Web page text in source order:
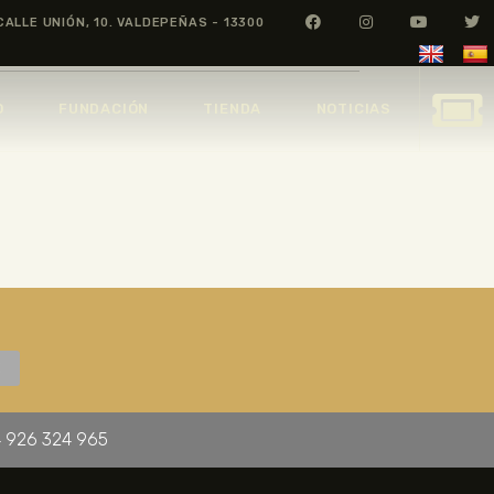
UNIÓN, 10. VALDEPEÑAS - 13300
926 324 965